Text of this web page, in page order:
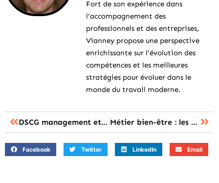
Fort de son expérience dans
l'accompagnement des
professionnels et des entreprises,
Vianney propose une perspective
enrichissante sur l'évolution des
compétences et les meilleures
stratégies pour évoluer dans le
monde du travail moderne.
DSCG management et contrôle de gestion : les 7 ressources pour réussir l’UE3 Métier bien-être : les 15 pistes pour réussir sa reconversion professionnelle
Facebook Twitter LinkedIn Email